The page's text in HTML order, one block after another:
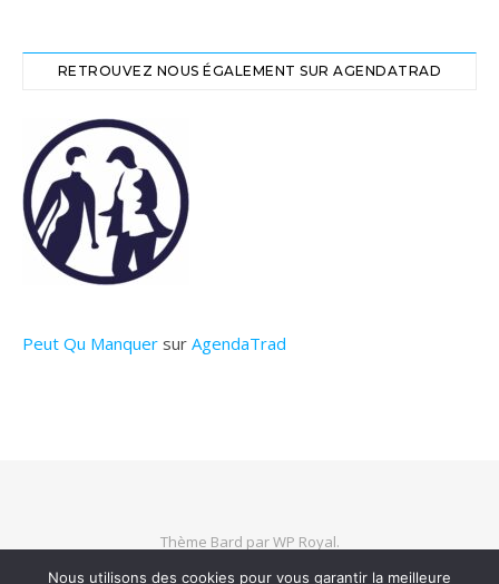
RETROUVEZ NOUS ÉGALEMENT SUR AGENDATRAD
Peut Qu Manquer sur AgendaTrad
Thème Bard parWP Royal.
Nous utilisons des cookies pour vous garantir la meilleure